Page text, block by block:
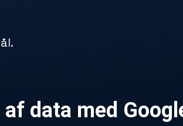
af data med